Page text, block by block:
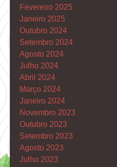
Fevereiro 2025
Janeiro 2025
Outubro 2024
Setembro 2024
Agosto 2024
Julho 2024
Abril 2024
Março 2024
Janeiro 2024
Novembro 2023
Outubro 2023
Setembro 2023
Agosto 2023
Julho 2023